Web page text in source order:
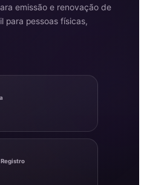
emissão e renovação de
para pessoas físicas,